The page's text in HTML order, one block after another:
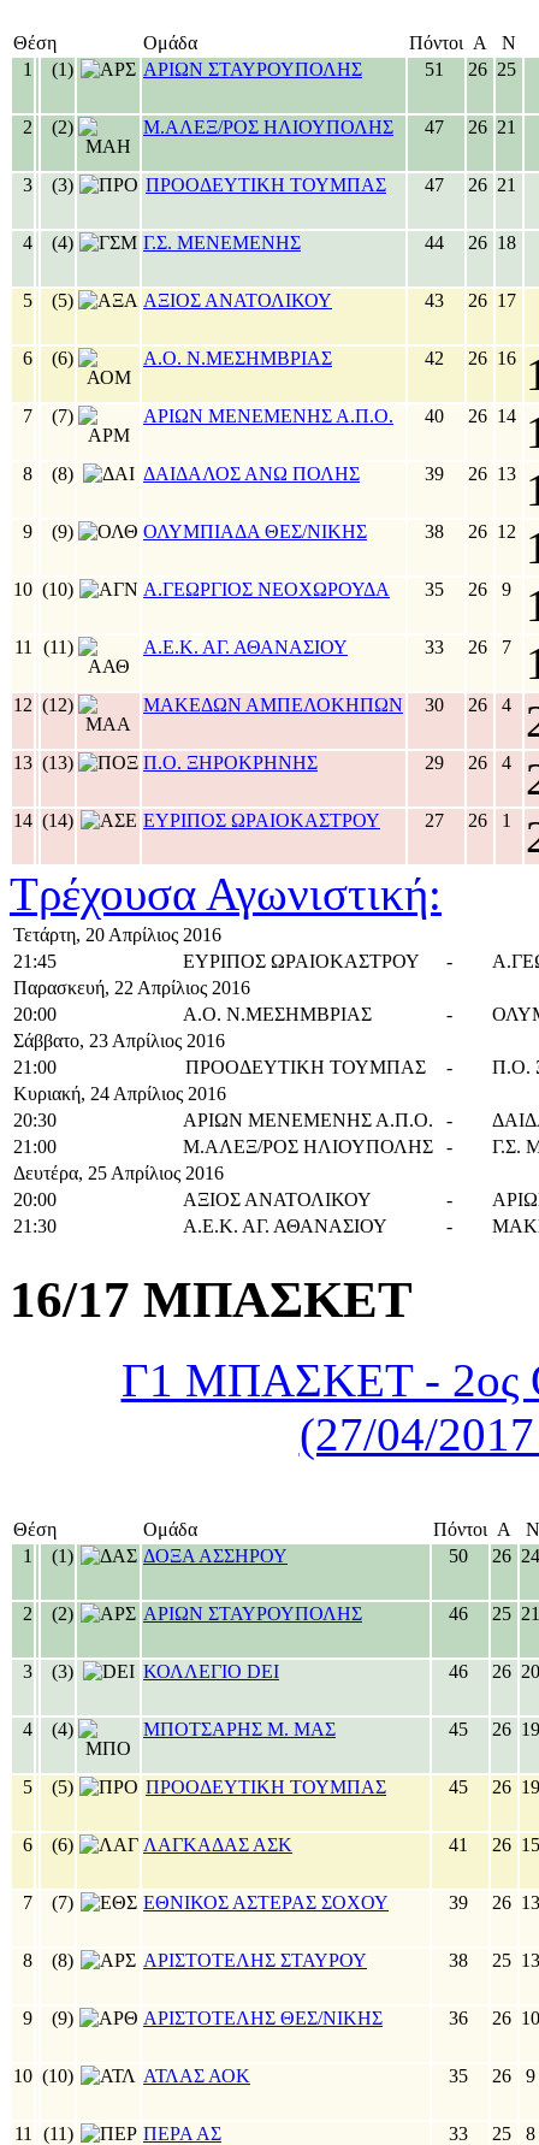
Θέση Ομάδα Πόντοι Α
Ν
1
(1) ΑΡΙΩΝ ΣΤΑΥΡΟΥΠΟΛΗΣ 51 26 25
2 (2) Μ.ΑΛΕΞ/ΡΟΣ ΗΛΙΟΥΠΟΛΗΣ 47 26 21
3 (3) ΠΡΟΟΔΕΥΤΙΚΗ ΤΟΥΜΠΑΣ 47 26 21
4 (4) Γ.Σ. ΜΕΝΕΜΕΝΗΣ 44 26 18
5 (5) ΑΞΙΟΣ ΑΝΑΤΟΛΙΚΟΥ 43 26 17
6 (6) Α.Ο. Ν.ΜΕΣΗΜΒΡΙΑΣ 42 26 16
7 (7) ΑΡΙΩΝ ΜΕΝΕΜΕΝΗΣ Α.Π.Ο. 40 26 14
8 (8) ΔΑΙΔΑΛΟΣ ΑΝΩ ΠΟΛΗΣ 39 26 13
9 (9) ΟΛΥΜΠΙΑΔΑ ΘΕΣ/NIΚΗΣ 38 26 12
10 (10) Α.ΓΕΩΡΓΙΟΣ ΝΕΟΧΩΡΟΥΔΑ 35 26 9
11 (11) Α.Ε.Κ. ΑΓ. ΑΘΑΝΑΣΙΟΥ 33 26 7
12 (12) ΜΑΚΕΔΩΝ ΑΜΠΕΛΟΚΗΠΩΝ 30 26 4
13 (13) Π.Ο. ΞΗΡΟΚΡΗΝΗΣ 29 26 4
14 (14) ΕΥΡΙΠΟΣ ΩΡΑΙΟΚΑΣΤΡΟΥ 27 26 1
Τρέχουσα Αγωνιστική:
Τετάρτη, 20 Απρίλιος 2016
21:45
ΕΥΡΙΠΟΣ ΩΡΑΙΟΚΑΣΤΡΟΥ -
Παρασκευή, 22 Απρίλιος 2016
20:00
Α.Ο. Ν.ΜΕΣΗΜΒΡΙΑΣ -
Σάββατο, 23 Απρίλιος 2016
21:00
ΠΡΟΟΔΕΥΤΙΚΗ ΤΟΥΜΠΑΣ -
Π.Ο.
Κυριακή, 24 Απρίλιος 2016
20:30
ΑΡΙΩΝ ΜΕΝΕΜΕΝΗΣ Α.Π.Ο. -
21:00
Μ.ΑΛΕΞ/ΡΟΣ ΗΛΙΟΥΠΟΛΗΣ -
Γ.Σ.
Δευτέρα, 25 Απρίλιος 2016
20:00
ΑΞΙΟΣ ΑΝΑΤΟΛΙΚΟΥ -
21:30
Α.Ε.Κ. ΑΓ. ΑΘΑΝΑΣΙΟΥ -
16/17 ΜΠΑΣΚΕΤ
Γ1 ΜΠΑΣΚΕΤ - 2ος
(27/04/
Θέση Ομάδα Πόντοι Α
Ν
1
(1) ΔΟΞΑ ΑΣΣΗΡΟΥ 50 26
2 (2) ΑΡΙΩΝ ΣΤΑΥΡΟΥΠΟΛΗΣ 46 25
3 (3) ΚΟΛΛΕΓΙΟ DEI 46 26
4 (4) ΜΠΟΤΣΑΡΗΣ Μ. ΜΑΣ 45 26
5 (5) ΠΡΟΟΔΕΥΤΙΚΗ ΤΟΥΜΠΑΣ 45 26
6 (6) ΛΑΓΚΑΔΑΣ ΑΣΚ 41 26
7 (7) ΕΘΝΙΚΟΣ ΑΣΤΕΡΑΣ ΣΟΧΟΥ 39 26
8 (8) ΑΡΙΣΤΟΤΕΛΗΣ ΣΤΑΥΡΟΥ 38 25
9 (9) ΑΡΙΣΤΟΤΕΛΗΣ ΘΕΣ/ΝΙΚΗΣ 36 26
10 (10) ΑΤΛΑΣ ΑΟΚ 35 26 9
11 (11) ΠΕΡΑ ΑΣ 33 25 8